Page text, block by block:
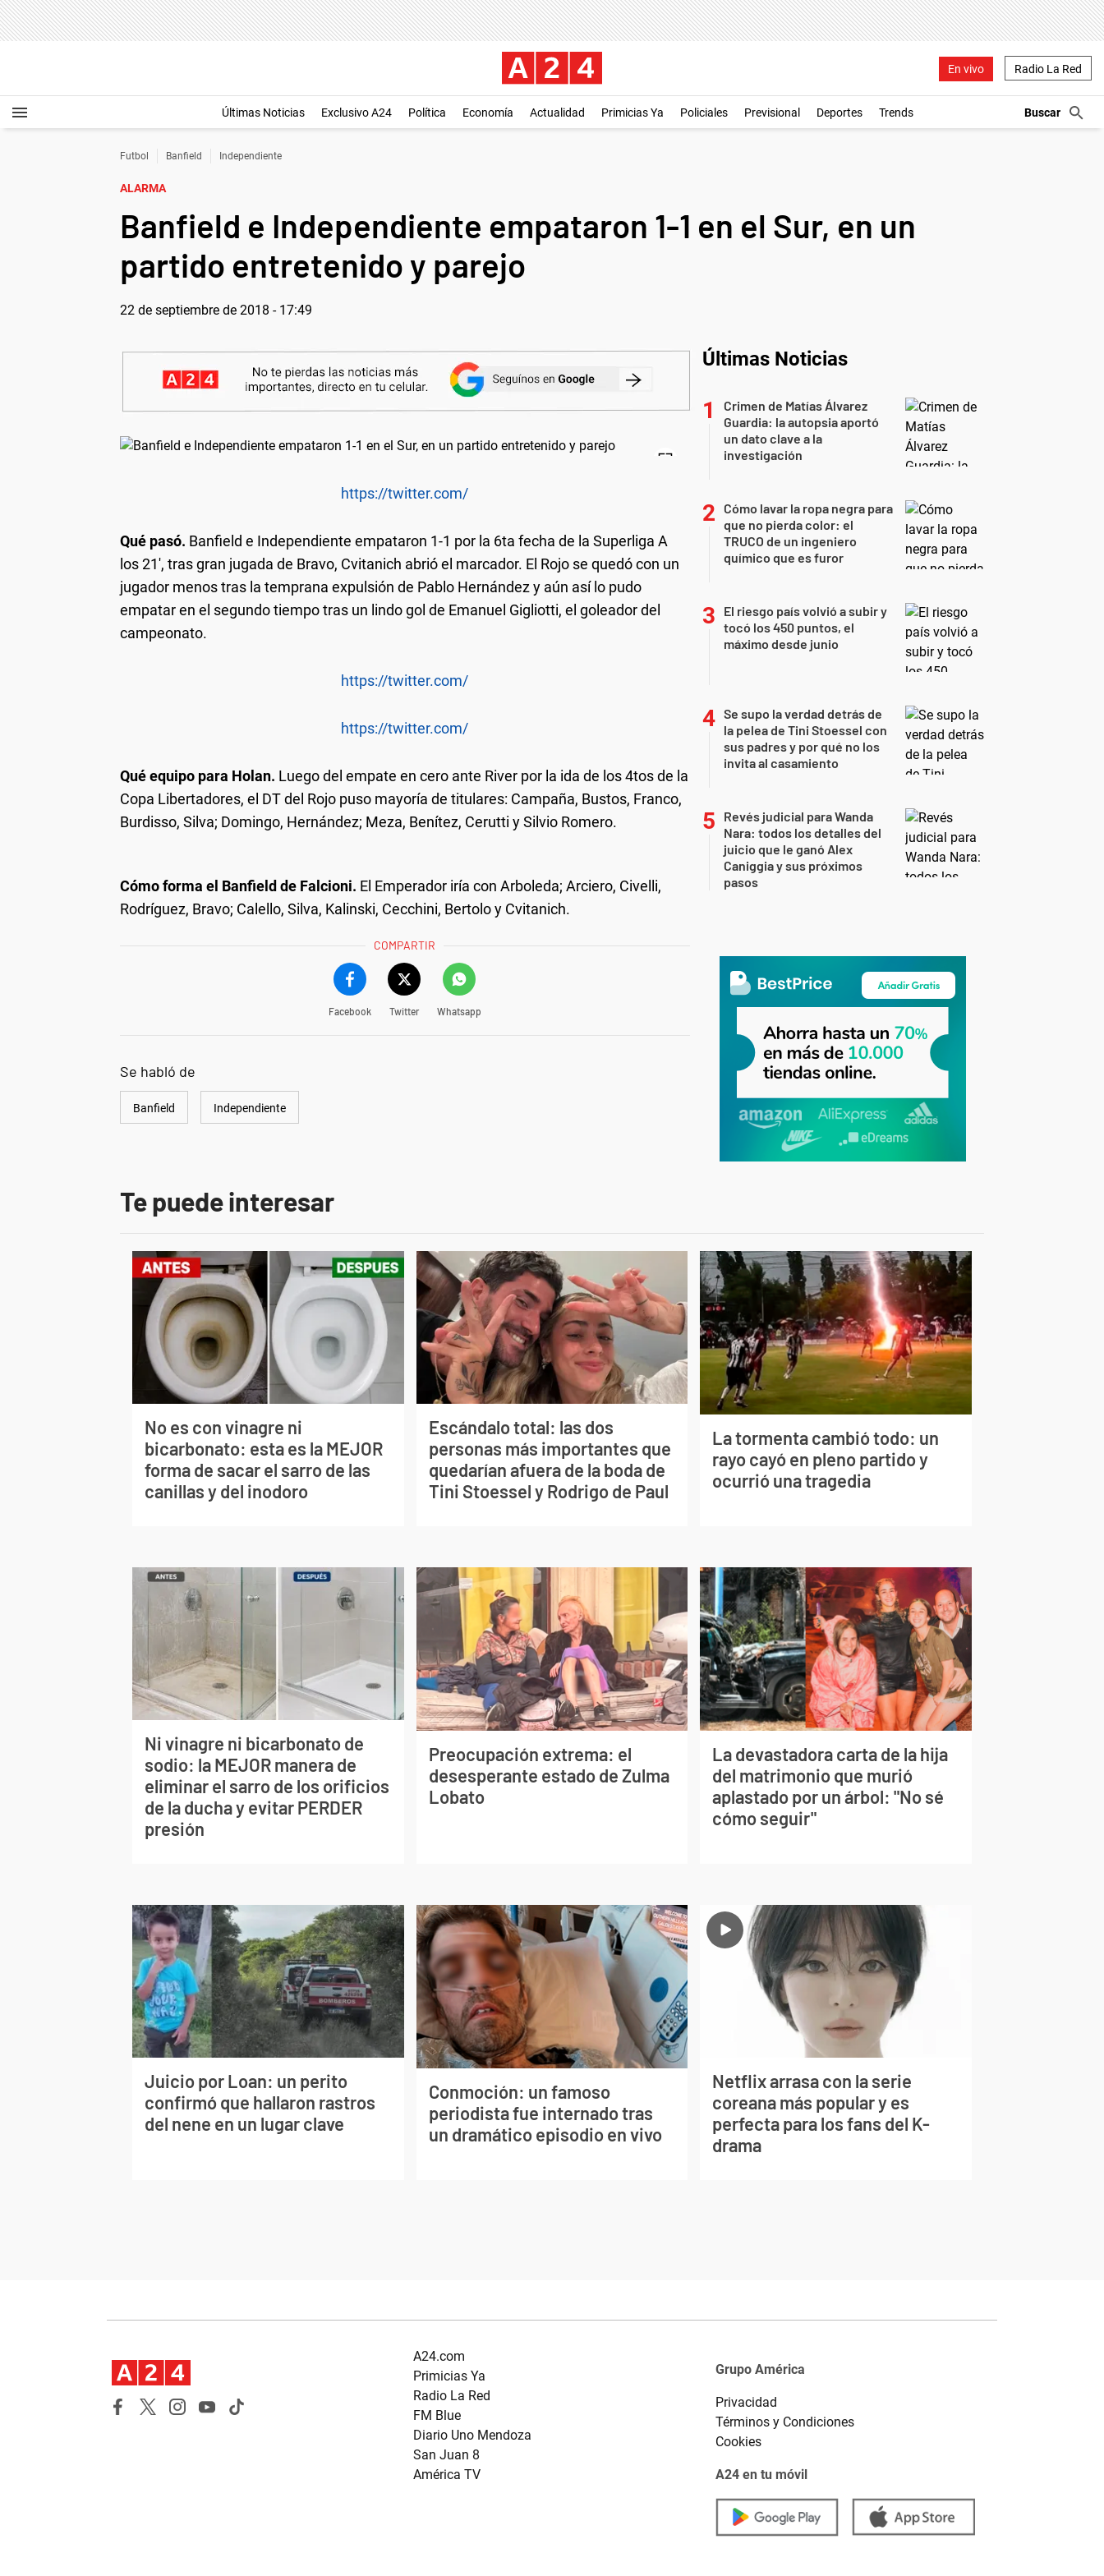
En vivo Radio La Red
Últimas Noticias Exclusivo A24 Política Economía Actualidad Primicias Ya Policiales Previsional Deportes Trends
Futbol Banfield Independiente
ALARMA
Banfield e Independiente empataron 1-1 en el Sur, en un
partido entretenido y parejo
22 de septiembre de 2018 - 17:49
https://twitter.com/
Qué pasó. Banfield e Independiente empataron 1-1 por la 6ta fecha de la Superliga A
los 21', tras gran jugada de Bravo, Cvitanich abrió el marcador. El Rojo se quedó con un
jugador menos tras la temprana expulsión de Pablo Hernández y aún así lo pudo
empatar en el segundo tiempo tras un lindo gol de Emanuel Gigliotti, el goleador del
campeonato.
https://twitter.com/
https://twitter.com/
Qué equipo para Holan. Luego del empate en cero ante River por la ida de los 4tos de la
Copa Libertadores, el DT del Rojo puso mayoría de titulares: Campaña, Bustos, Franco,
Burdisso, Silva; Domingo, Hernández; Meza, Benítez, Cerutti y Silvio Romero.
Cómo forma el Banfield de Falcioni. El Emperador iría con Arboleda; Arciero, Civelli,
Rodríguez, Bravo; Calello, Silva, Kalinski, Cecchini, Bertolo y Cvitanich.
COMPARTIR
Facebook Twitter Whatsapp
Se habló de
Banfield Independiente
Últimas Noticias
Crimen de Matías Álvarez
Guardia: la autopsia aportó
un dato clave a la
investigación
Cómo lavar la ropa negra para
que no pierda color: el
TRUCO de un ingeniero
químico que es furor
El riesgo país volvió a subir y
tocó los 450 puntos, el
máximo desde junio
Se supo la verdad detrás de
la pelea de Tini Stoessel con
sus padres y por qué no los
invita al casamiento
Revés judicial para Wanda
Nara: todos los detalles del
juicio que le ganó Alex
Caniggia y sus próximos
pasos
Te puede interesar
No es con vinagre ni
bicarbonato: esta es la MEJOR
forma de sacar el sarro de las
canillas y del inodoro
Escándalo total: las dos
personas más importantes que
quedarían afuera de la boda de
Tini Stoessel y Rodrigo de Paul
La tormenta cambió todo: un
rayo cayó en pleno partido y
ocurrió una tragedia
Ni vinagre ni bicarbonato de
sodio: la MEJOR manera de
eliminar el sarro de los orificios
de la ducha y evitar PERDER
presión
Preocupación extrema: el
desesperante estado de Zulma
Lobato
La devastadora carta de la hija
del matrimonio que murió
aplastado por un árbol: "No sé
cómo seguir"
Juicio por Loan: un perito
confirmó que hallaron rastros
del nene en un lugar clave
Conmoción: un famoso
periodista fue internado tras
un dramático episodio en vivo
Netflix arrasa con la serie
coreana más popular y es
perfecta para los fans del K-
drama
A24.com
Primicias Ya
Radio La Red
FM Blue
Diario Uno Mendoza
San Juan 8
América TV
Grupo América
Privacidad
Términos y Condiciones
Cookies
A24 en tu móvil